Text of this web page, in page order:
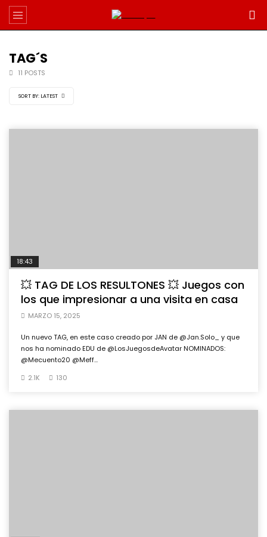
TAG´S
11 POSTS
SORT BY: LATEST
18:43
💥 TAG DE LOS RESULTONES 💥 Juegos con
los que impresionar a una visita en casa
MARZO 15, 2025
Un nuevo TAG, en este caso creado por JAN de @Jan.Solo_ y que
nos ha nominado EDU de @LosJuegosdeAvatar NOMINADOS:
@Mecuento20 @Meff...
2.1K
130